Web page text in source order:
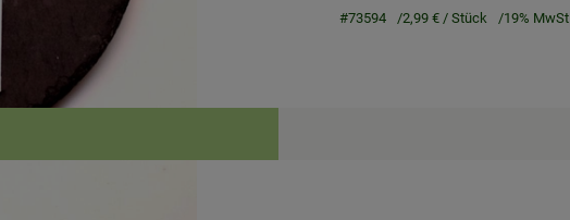
#73594 2,99 € / Stück 19% MwSt
Rezepte
passenden Rezepte gefunden.